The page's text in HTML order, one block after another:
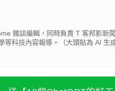
雜誌編輯，同時負責 T 客邦影新
等科技內容報導。（大頭貼為 AI 生成